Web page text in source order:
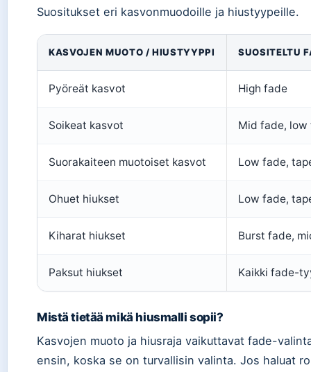
Suositukset eri kasvonmuodoille ja hiustyypeille.
Fade-suositukset kasvojen muodon ja hiustyypin
KASVOJEN MUOTO / HIUSTYYPPI SUOSITELTU
Pyöreät kasvot High fade
Soikeat kasvot Mid fade, low
Suorakaiteen muotoiset kasvot Low fade,
Ohuet hiukset Low fade,
Kiharat hiukset Burst fade,
Paksut hiukset Kaikki fade-
Mistä tietää mikä hiusmalli sopii?
Kasvojen muoto ja hiusraja vaikuttavat fade-
ensin, koska se on turvallisin valinta. Jos haluat